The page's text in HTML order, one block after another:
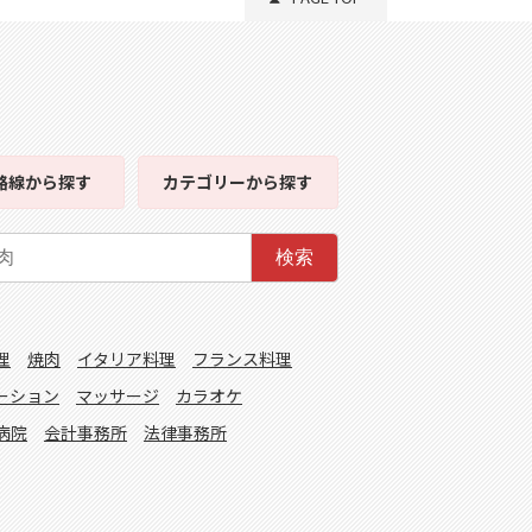
線から探す カテゴリーから探す
検索
焼肉 イタリア料理
フランス料理
ション マッサージ
カラオケ
院 会計事務所 法律事務所